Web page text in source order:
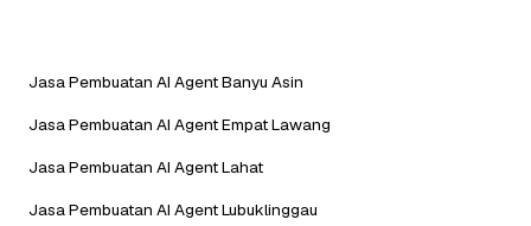
Jasa Pembuatan AI Agent Banyu Asin
Jasa Pembuatan AI Agent Empat Lawang
Jasa Pembuatan AI Agent Lahat
Jasa Pembuatan AI Agent Lubuklinggau